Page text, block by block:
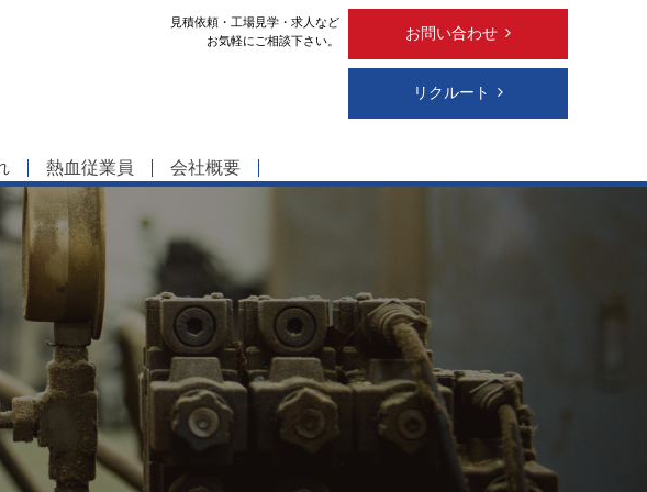
見積依頼・工場見学・求人など
お気軽にご相談下さい。
お問い合わせ
リクルート
熱血従業員 会社概要